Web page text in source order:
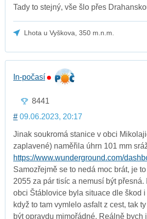
Tady to stejný, vše šlo přes
Lhota u Vyškova, 350 m.n.m.
In-počasí
8441
# 09.06.2023, 20:17
Jinak soukromá stanice v obci
zaplavené) naměřila úhrn 101 mm
https://www.wunderground.com/
Samozřejmě se to nedá moc brát, je
2055 za pár tisíc a nemusí být
obci Štáblovice byla situace dle škod
když to tam vymlelo asfalt z cest, tak
být opravdu mimořádné. Reálně bych